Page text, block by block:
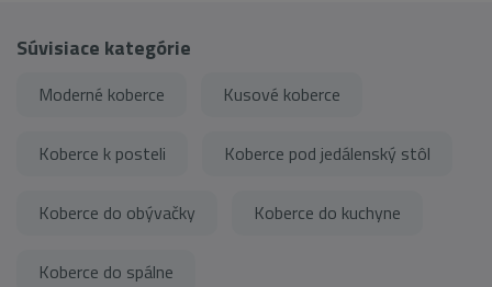
Súvisiace kategórie
Moderné koberce Kusové koberce
Koberce k posteli Koberce pod jedálenský stôl
Koberce do obývačky Koberce do kuchyne
Koberce do spálne